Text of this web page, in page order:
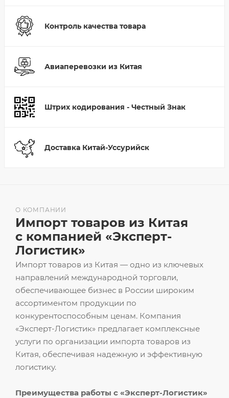
Контроль качества товара
Авиаперевозки из Китая
Штрих кодирования - Честный Знак
Доставка Китай-Уссурийск
Импорт товаров из Китая — одно из ключевых
направлений международной торговли,
обеспечивающее бизнес в России широким
ассортиментом продукции по
конкурентоспособным ценам. Компания
«Эксперт-Логистик» предлагает комплексные
услуги по организации импорта товаров из
Китая, обеспечивая надежную и эффективную
логистику.
Преимущества работы с «Эксперт-Логистик»
О КОМПАНИИ
Импорт товаров из Китая
с компанией «Эксперт-
Логистик»